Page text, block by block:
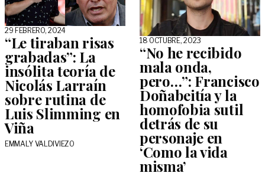
29 FEBRERO, 2024
“Le tiraban risas
grabadas”: La
insólita teoría de
Nicolás Larraín
sobre rutina de
Luis Slimming en
Viña
EMMALY VALDIVIEZO
18 OCTUBRE, 2023
“No he recibido
mala onda,
pero…”: Francisco
Doñabeitía y la
homofobia sutil
detrás de su
personaje en
‘Como la vida
misma’